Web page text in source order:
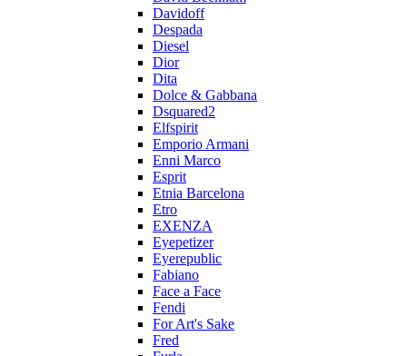
Davidoff
Despada
Diesel
Dior
Dita
Dolce & Gabbana
Dsquared2
Elfspirit
Emporio Armani
Enni Marco
Esprit
Etnia Barcelona
Etro
EXENZA
Eyepetizer
Eyerepublic
Fabiano
Face a Face
Fendi
For Art's Sake
Fred